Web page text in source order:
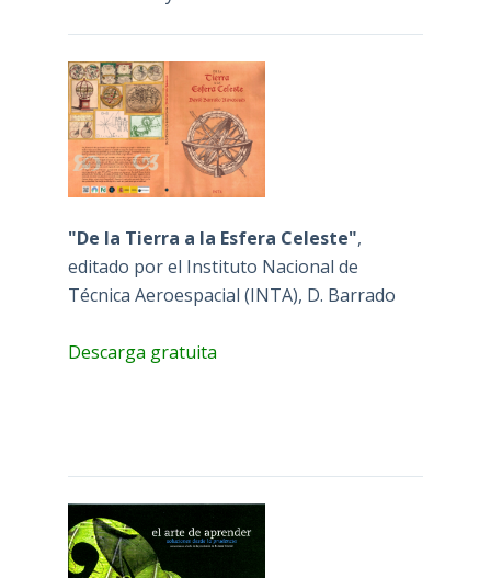
"De la Tierra a la Esfera Celeste",
editado por el Instituto Nacional de
Técnica Aeroespacial (INTA), D. Barrado
Descarga gratuita